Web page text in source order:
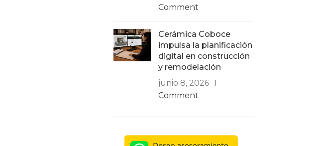
Comment
Cerámica Coboce
impulsa la planificación
digital en construcción
y remodelación
junio 8, 2026 1
Comment